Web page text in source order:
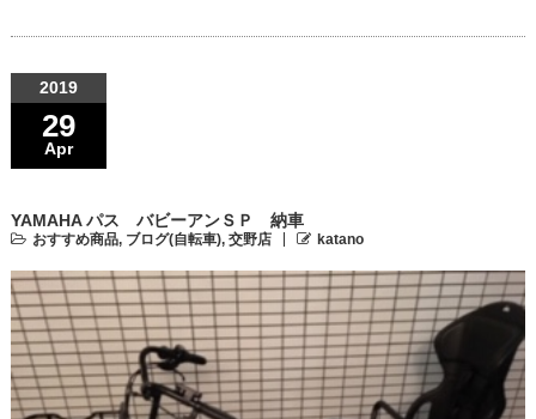
2019
29
Apr
YAMAHA パス バビーアンＳＰ 納車
おすすめ商品, ブログ(自転車), 交野店 katano